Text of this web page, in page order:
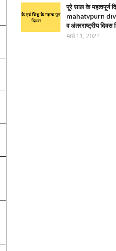
पूरे साल के
mahatvpurn divas
व अंतरराष्ट्रीय दिवस
मार्च 11, 2024